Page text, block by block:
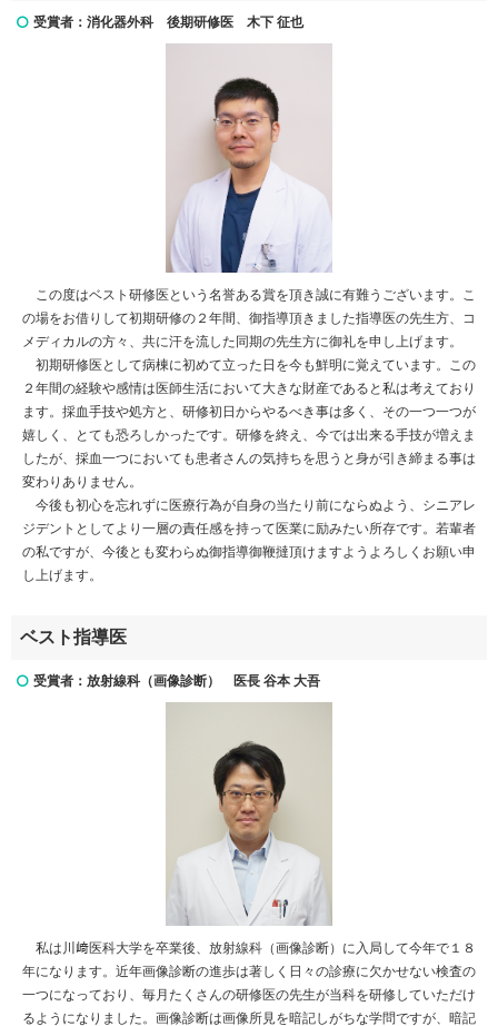
受賞者：消化器外科 後期研修医 木下 征也
この度はベスト研修医という名誉ある賞を頂き誠に有難うございます。こ
の場をお借りして初期研修の２年間、御指導頂きました指導医の先生方、コ
メディカルの方々、共に汗を流した同期の先生方に御礼を申し上げます。
初期研修医として病棟に初めて立った日を今も鮮明に覚えています。この
２年間の経験や感情は医師生活において大きな財産であると私は考えており
ます。採血手技や処方と、研修初日からやるべき事は多く、その一つ一つが
嬉しく、とても恐ろしかったです。研修を終え、今では出来る手技が増えま
したが、採血一つにおいても患者さんの気持ちを思うと身が引き締まる事は
変わりありません。
今後も初心を忘れずに医療行為が自身の当たり前にならぬよう、シニアレ
ジデントとしてより一層の責任感を持って医業に励みたい所存です。若輩者
の私ですが、今後とも変わらぬ御指導御鞭撻頂けますようよろしくお願い申
し上げます。
ベスト指導医
受賞者：放射線科（画像診断） 医長 谷本 大吾
私は川﨑医科大学を卒業後、放射線科（画像診断）に入局して今年で１８
年になります。近年画像診断の進歩は著しく日々の診療に欠かせない検査の
一つになっており、毎月たくさんの研修医の先生が当科を研修していただけ
るようになりました。画像診断は画像所見を暗記しがちな学問ですが、暗記